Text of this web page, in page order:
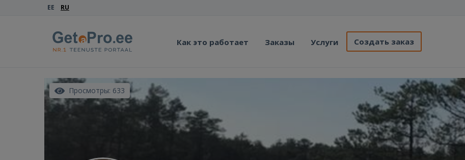
EE RU
Как это работает Заказы Услуги Создать заказ
Просмотры: 633